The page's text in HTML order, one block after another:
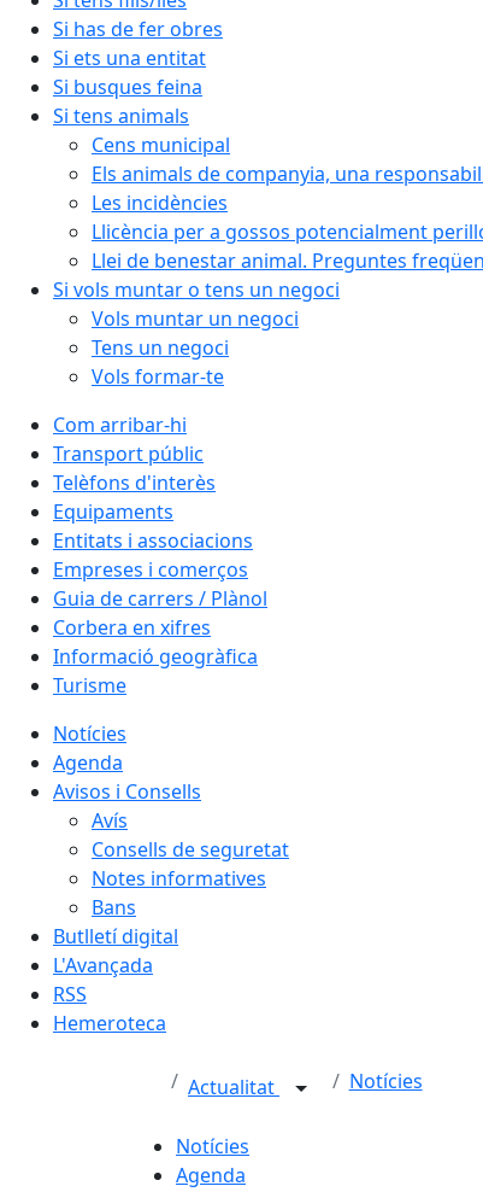
Si has de fer obres
Si ets una entitat
Si busques feina
Si tens animals
Cens municipal
Els animals de companyia, una
Les incidències
Llicència per a gossos potencialment
Llei de benestar animal. Preguntes
Si vols muntar o tens un negoci
Vols muntar un negoci
Tens un negoci
Vols formar-te
Com arribar-hi
Transport públic
Telèfons d'interès
Equipaments
Entitats i associacions
Empreses i comerços
Guia de carrers / Plànol
Corbera en xifres
Informació geogràfica
Turisme
Notícies
Agenda
Avisos i Consells
Avís
Consells de seguretat
Notes informatives
Bans
Butlletí digital
L'Avançada
RSS
Hemeroteca
Actualitat Notícies
Notícies
Agenda